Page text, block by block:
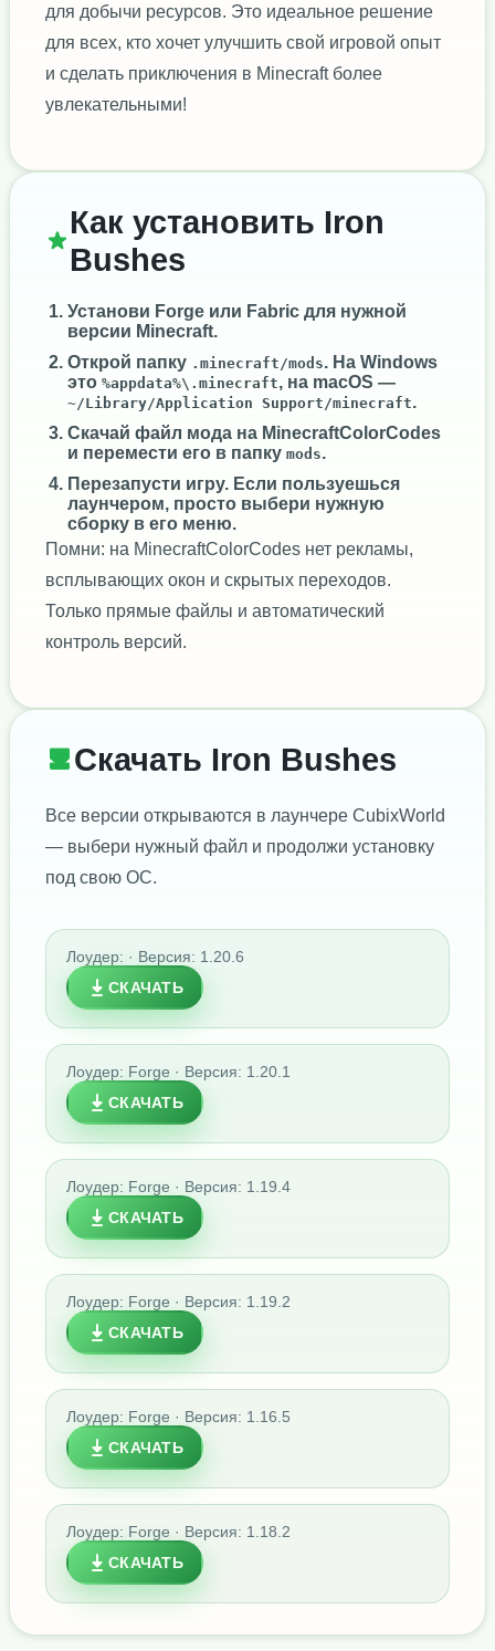
для добычи ресурсов. Это идеальное решение
для всех, кто хочет улучшить свой игровой опыт
и сделать приключения в Minecraft более
увлекательными!
Как установить Iron
Bushes
Установи Forge или Fabric для нужной
версии Minecraft.
Открой папку .minecraft/mods. На Windows
это %appdata%\.minecraft, на macOS —
~/Library/Application Support/minecraft.
Скачай файл мода на MinecraftColorCodes
и перемести его в папку mods.
Перезапусти игру. Если пользуешься
лаунчером, просто выбери нужную
сборку в его меню.
Помни: на MinecraftColorCodes нет рекламы,
всплывающих окон и скрытых переходов.
Только прямые файлы и автоматический
контроль версий.
Скачать Iron Bushes
Все версии открываются в лаунчере CubixWorld
— выбери нужный файл и продолжи установку
под свою ОС.
Лоудер: · Версия: 1.20.6
СКАЧАТЬ
Лоудер: Forge · Версия: 1.20.1
СКАЧАТЬ
Лоудер: Forge · Версия: 1.19.4
СКАЧАТЬ
Лоудер: Forge · Версия: 1.19.2
СКАЧАТЬ
Лоудер: Forge · Версия: 1.16.5
СКАЧАТЬ
Лоудер: Forge · Версия: 1.18.2
СКАЧАТЬ